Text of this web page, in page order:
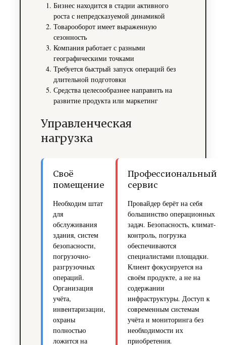
Бизнес находится в стадии активного
роста с непредсказуемой динамикой
Товарооборот имеет выраженную
сезонность
Компания работает с разными
географическими точками
Требуется быстрый запуск операций без
длительной подготовки
Средства целесообразнее направить на
развитие продукта или маркетинг
Управленческая
нагрузка
Своё
помещение
Необходим штат
для
обслуживания
здания, систем
безопасности,
погрузочно-
разгрузочных
операций.
Организация
учёта,
инвентаризации,
охраны
полностью
ложится на
Профессиональный
сервис
Провайдер берёт на себя
большинство операционных
задач. Безопасность, климат-
контроль, погрузка
обеспечиваются
специалистами площадки.
Клиент фокусируется на
своём продукте, а не на
содержании
инфраструктуры. Доступ к
современным системам
учёта и мониторинга без
необходимости их
приобретения.